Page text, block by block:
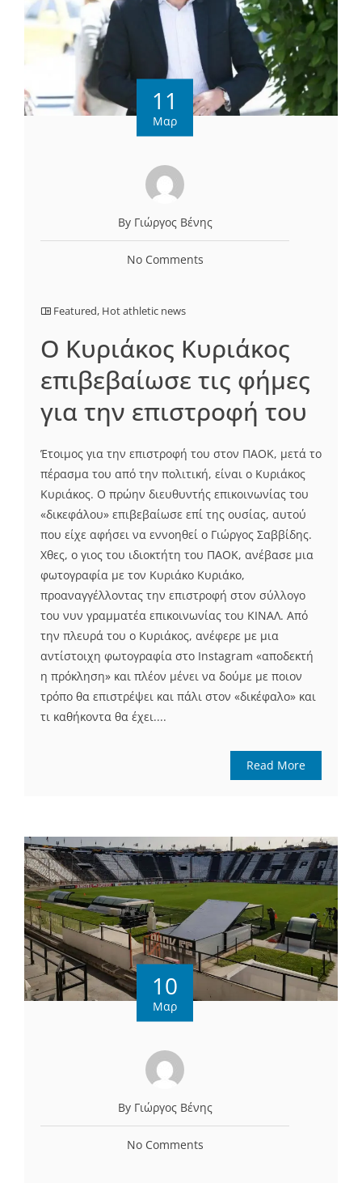
11
Μαρ
By Γιώργος Βένης
No Comments
Featured, Hot athletic news
Ο Κυριάκος Κυριάκος
επιβεβαίωσε τις φήμες
για την επιστροφή του
Έτοιμος για την επιστροφή του στον ΠΑΟΚ, μετά το
πέρασμα του από την πολιτική, είναι ο Κυριάκος
Κυριάκος. Ο πρώην διευθυντής επικοινωνίας του
«δικεφάλου» επιβεβαίωσε επί της ουσίας, αυτού
που είχε αφήσει να εννοηθεί ο Γιώργος Σαββίδης.
Χθες, ο γιος του ιδιοκτήτη του ΠΑΟΚ, ανέβασε μια
φωτογραφία με τον Κυριάκο Κυριάκο,
προαναγγέλλοντας την επιστροφή στον σύλλογο
του νυν γραμματέα επικοινωνίας του ΚΙΝΑΛ. Από
την πλευρά του ο Κυριάκος, ανέφερε με μια
αντίστοιχη φωτογραφία στο Instagram «αποδεκτή
η πρόκληση» και πλέον μένει να δούμε με ποιον
τρόπο θα επιστρέψει και πάλι στον «δικέφαλο» και
τι καθήκοντα θα έχει....
Read More
10
Μαρ
By Γιώργος Βένης
No Comments